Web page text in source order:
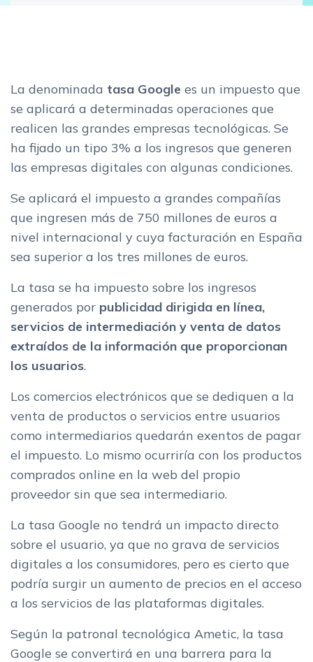
La denominada tasa Google es un impuesto que
se aplicará a determinadas operaciones que
realicen las grandes empresas tecnológicas. Se
ha fijado un tipo 3% a los ingresos que generen
las empresas digitales con algunas condiciones.
Se aplicará el impuesto a grandes compañías
que ingresen más de 750 millones de euros a
nivel internacional y cuya facturación en España
sea superior a los tres millones de euros.
La tasa se ha impuesto sobre los ingresos
generados por publicidad dirigida en línea,
servicios de intermediación y venta de datos
extraídos de la información que proporcionan
los usuarios.
Los comercios electrónicos que se dediquen a la
venta de productos o servicios entre usuarios
como intermediarios quedarán exentos de pagar
el impuesto. Lo mismo ocurriría con los productos
comprados online en la web del propio
proveedor sin que sea intermediario.
La tasa Google no tendrá un impacto directo
sobre el usuario, ya que no grava de servicios
digitales a los consumidores, pero es cierto que
podría surgir un aumento de precios en el acceso
a los servicios de las plataformas digitales.
Según la patronal tecnológica Ametic, la tasa
Google se convertirá en una barrera para la